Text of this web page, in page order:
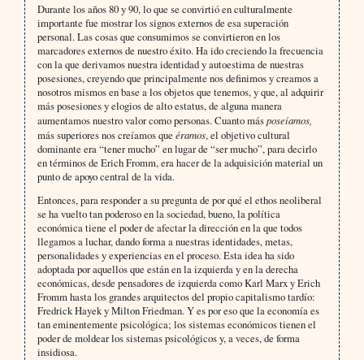
Durante los años 80 y 90, lo que se convirtió en culturalmente
importante fue mostrar los signos externos de esa superación
personal. Las cosas que consumimos se convirtieron en los
marcadores externos de nuestro éxito. Ha ido creciendo la frecuencia
con la que derivamos nuestra identidad y autoestima de nuestras
posesiones, creyendo que principalmente nos definimos y creamos a
nosotros mismos en base a los objetos que tenemos, y que, al adquirir
más posesiones y elogios de alto estatus, de alguna manera
aumentamos nuestro valor como personas. Cuanto másposeíamos,
más superiores nos creíamos que éramos, el objetivo cultural
dominante era “tener mucho” en lugar de “ser mucho”, para decirlo
en términos de Erich Fromm, era hacer de la adquisición material un
punto de apoyo central de la vida.
Entonces, para responder a su pregunta de por qué el ethos neoliberal
se ha vuelto tan poderoso en la sociedad, bueno, la política
económica tiene el poder de afectar la dirección en la que todos
llegamos a luchar, dando forma a nuestras identidades, metas,
personalidades y experiencias en el proceso. Esta idea ha sido
adoptada por aquellos que están en la izquierda y en la derecha
económicas, desde pensadores de izquierda como Karl Marx y Erich
Fromm hasta los grandes arquitectos del propio capitalismo tardío:
Fredrick Hayek y Milton Friedman. Y es por eso que la economía es
tan eminentemente psicológica; los sistemas económicos tienen el
poder de moldear los sistemas psicológicos y, a veces, de forma
insidiosa.